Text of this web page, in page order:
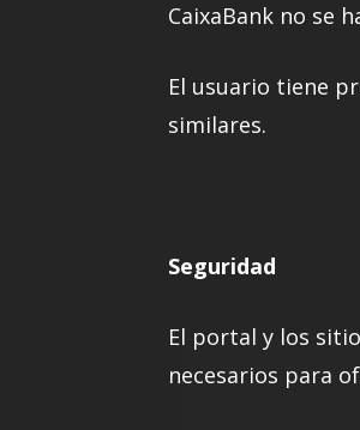
CaixaBank no se
El usuario tiene
similares.
Seguridad
El portal y los
necesarios para